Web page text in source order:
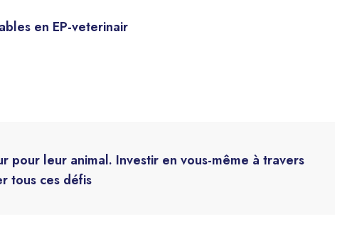
en EP-veterinair
pour leur animal. Investir en vous-même à travers
tous ces défis